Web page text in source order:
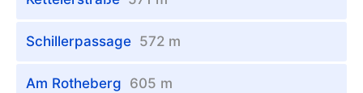
Schillerpassage 572 m
Am Rotheberg 605 m